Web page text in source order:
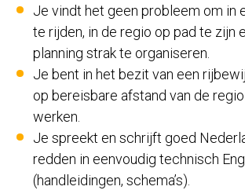
Je vindt het geen probleem om in
te rijden, in de regio op pad te zijn
planning strak te organiseren.
Je bent in het bezit van een
op bereisbare afstand van de
werken.
Je spreekt en schrijft goed
redden in eenvoudig technisch
(handleidingen, schema’s).